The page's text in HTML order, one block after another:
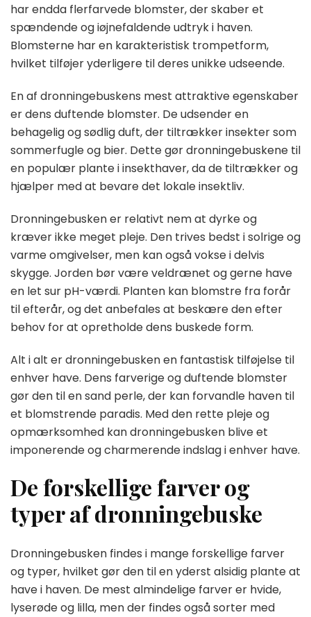
har endda flerfarvede blomster, der skaber et
spændende og iøjnefaldende udtryk i haven.
Blomsterne har en karakteristisk trompetform,
hvilket tilføjer yderligere til deres unikke udseende.
En af dronningebuskens mest attraktive egenskaber
er dens duftende blomster. De udsender en
behagelig og sødlig duft, der tiltrækker insekter som
sommerfugle og bier. Dette gør dronningebuskene til
en populær plante i insekthaver, da de tiltrækker og
hjælper med at bevare det lokale insektliv.
Dronningebusken er relativt nem at dyrke og
kræver ikke meget pleje. Den trives bedst i solrige og
varme omgivelser, men kan også vokse i delvis
skygge. Jorden bør være veldrænet og gerne have
en let sur pH-værdi. Planten kan blomstre fra forår
til efterår, og det anbefales at beskære den efter
behov for at opretholde dens buskede form.
Alt i alt er dronningebusken en fantastisk tilføjelse til
enhver have. Dens farverige og duftende blomster
gør den til en sand perle, der kan forvandle haven til
et blomstrende paradis. Med den rette pleje og
opmærksomhed kan dronningebusken blive et
imponerende og charmerende indslag i enhver have.
De forskellige farver og
typer af dronningebuske
Dronningebusken findes i mange forskellige farver
og typer, hvilket gør den til en yderst alsidig plante at
have i haven. De mest almindelige farver er hvide,
lyserøde og lilla, men der findes også sorter med